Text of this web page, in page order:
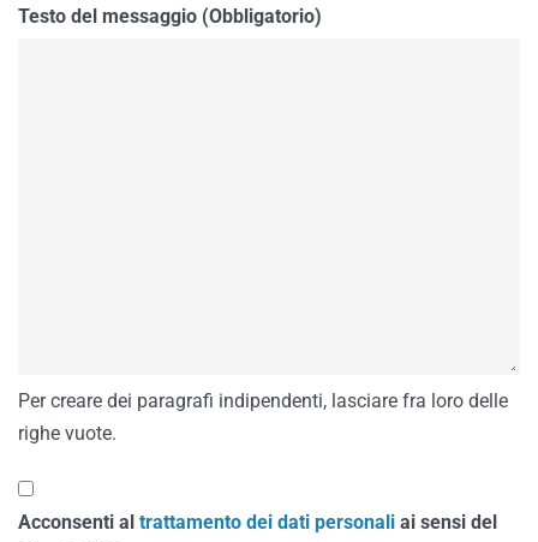
Testo del messaggio (Obbligatorio)
Per creare dei paragrafi indipendenti, lasciare fra loro delle
righe vuote.
Acconsenti al trattamento dei dati personali ai sensi del